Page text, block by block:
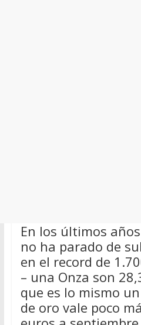
En los últimos
no ha parado de
en el record de
– una Onza son
que es lo mismo
de oro vale poco